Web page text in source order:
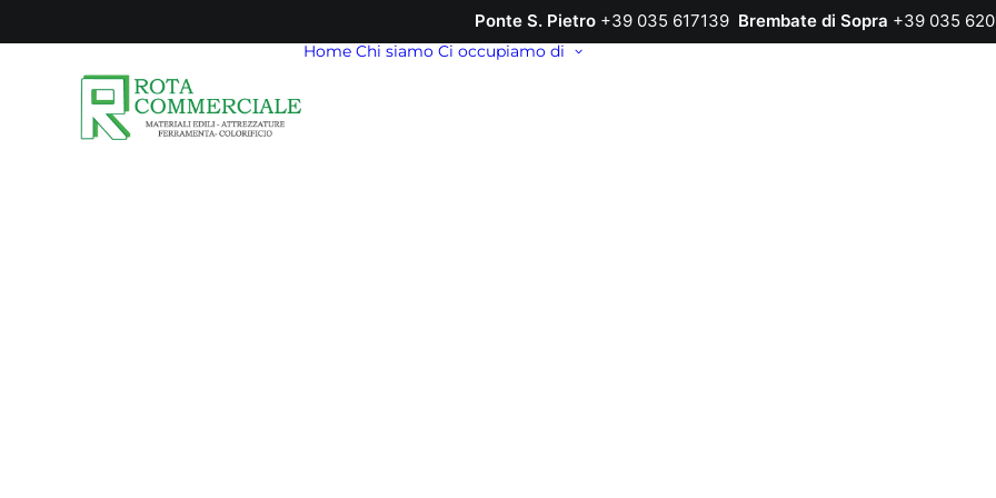
Ponte S. Pietro +39 035 617139 Brembate di Sopra +39 035
Home Chi siamo Ci occupiamo di